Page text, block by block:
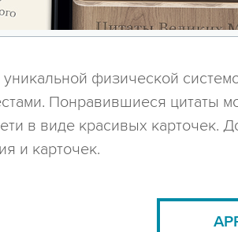
физической
Понравившиеся цитаты
в виде красивых карточек.
и карточек.